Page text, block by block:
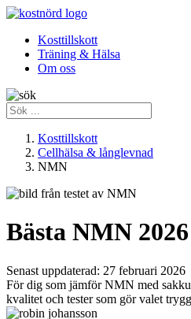
Kosttillskott
Träning & Hälsa
Om oss
Kosttillskott
Cellhälsa & långlevnad
NMN
Bästa NMN 2026
Senast uppdaterad: 27 februari 2026
För dig som jämför NMN med
kvalitet och tester som gör valet